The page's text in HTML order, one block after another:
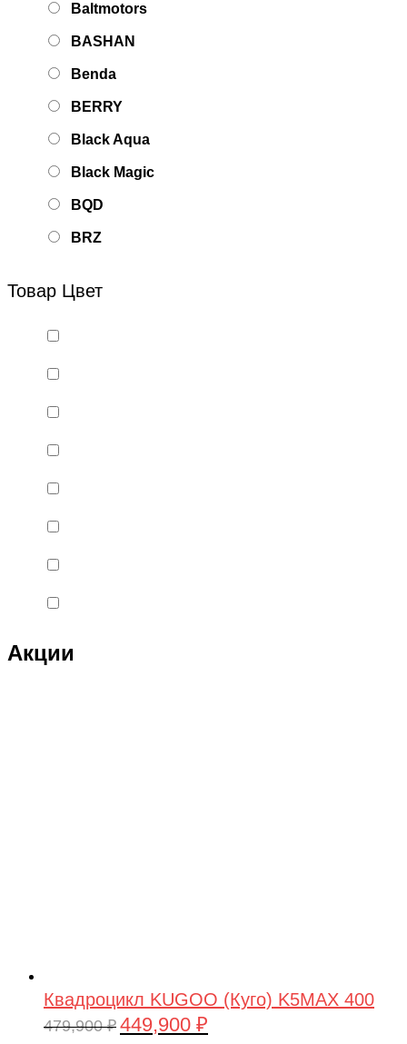
Baltmotors
BASHAN
Benda
BERRY
Black Aqua
Black Magic
BQD
BRZ
BSQ
DRAGON
FUTAI
Товар Цвет
Акции
Квадроцикл KUGOO (Куго) K5MAX 400
479,900₽ Первоначальная
449,900 ₽